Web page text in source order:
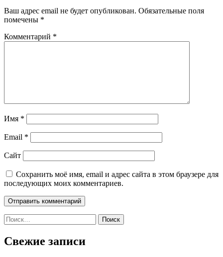
Ваш адрес email не будет опубликован. Обязательные поля
помечены *
Комментарий *
Имя *
Email *
Сайт
Сохранить моё имя, email и адрес сайта в этом браузере для
последующих моих комментариев.
Найти:
Свежие записи